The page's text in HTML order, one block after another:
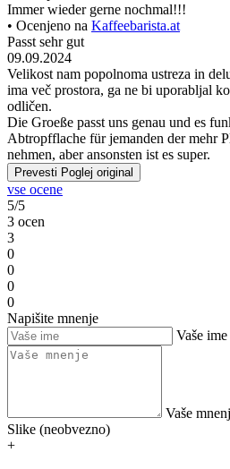
Immer wieder gerne nochmal!!!
• Ocenjeno na Kaffeebarista.at
Passt sehr gut
09.09.2024
Velikost nam popolnoma ustreza in
ima več prostora, ga ne bi uporabljal
odličen.
Die Groeße passt uns genau und es
Abtropfflache für jemanden der mehr
nehmen, aber ansonsten ist es super.
Prevesti Poglej original
vse ocene
5/5
3 ocen
3
0
0
0
0
Napišite mnenje
Vaše ime
Vaše
Slike (neobvezno)
+